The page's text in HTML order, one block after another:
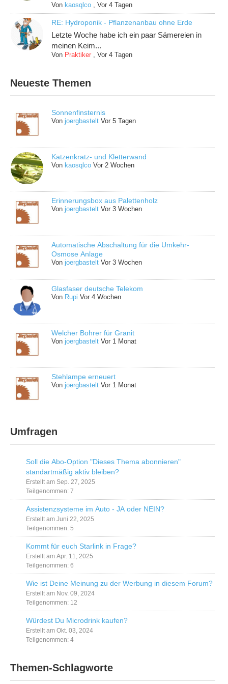
Von kaosqlco ,Vor 4 Tagen
RE: Hydroponik - Pflanzenanbau ohne Erde
Letzte Woche habe ich ein paar Sämereien in
meinen Keim...
Von Praktiker ,Vor 4 Tagen
Neueste Themen
Sonnenfinsternis
Vonjoergbastelt Vor 5 Tagen
Katzenkratz- und Kletterwand
Vonkaosqlco Vor 2 Wochen
Erinnerungsbox aus Palettenholz
Vonjoergbastelt Vor 3 Wochen
Automatische Abschaltung für die Umkehr-
Osmose Anlage
Vonjoergbastelt Vor 3 Wochen
Glasfaser deutsche Telekom
Von Rupi Vor 4 Wochen
Welcher Bohrer für Granit
Vonjoergbastelt Vor 1 Monat
Stehlampe erneuert
Vonjoergbastelt Vor 1 Monat
Umfragen
Soll die Abo-Option "Dieses Thema abonnieren"
standartmäßig aktiv bleiben?
Erstellt am Sep. 27, 2025
Teilgenommen: 7
Assistenzsysteme im Auto - JA oder NEIN?
Erstellt am Juni 22, 2025
Teilgenommen: 5
Kommt für euch Starlink in Frage?
Erstellt am Apr. 11, 2025
Teilgenommen: 6
Wie ist Deine Meinung zu der Werbung in diesem Forum?
Erstellt am Nov. 09, 2024
Teilgenommen: 12
Würdest Du Microdrink kaufen?
Erstellt am Okt. 03, 2024
Teilgenommen: 4
Themen-Schlagworte